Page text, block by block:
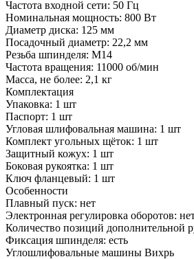
Частота входной сети: 50 Гц
Номинальная мощность: 800 Вт
Диаметр диска: 125 мм
Посадочный диаметр: 22,2 мм
Резьба шпинделя: М14
Частота вращения: 11000 об/мин
Масса, не более: 2,1 кг
Комплектация
Упаковка: 1 шт
Паспорт: 1 шт
Угловая шлифовальная машина: 1 шт
Комплект угольных щёток: 1 шт
Защитный кожух: 1 шт
Боковая рукоятка: 1 шт
Ключ фланцевый: 1 шт
Особенности
Плавный пуск: нет
Электронная регулировка оборотов:
Количество позиций дополнительной
Фиксация шпинделя: есть
Углошлифовальные машины Вихрь